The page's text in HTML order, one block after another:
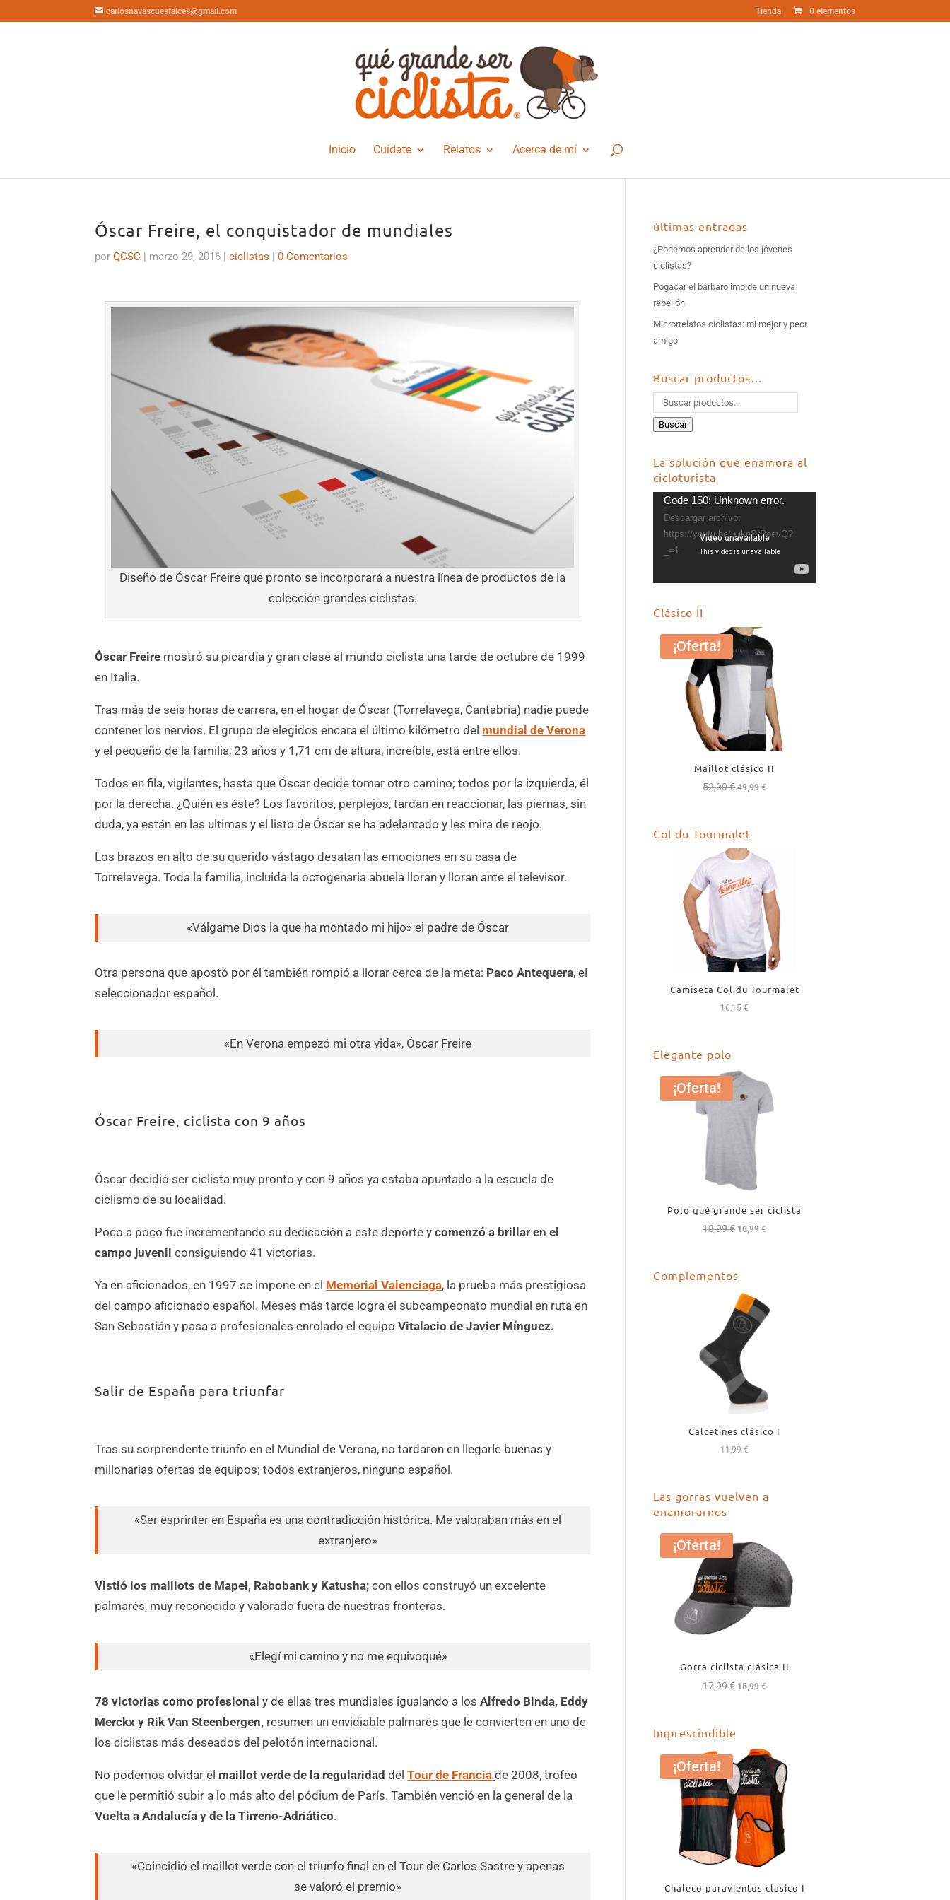
carlosnavascuesfalces@gmail.com Tienda 0 elementos
Inicio Cuídate Relatos Acerca de mí
Óscar Freire, el conquistador de mundiales
porQGSC | marzo 29, 2016 |ciclistas |0 Comentarios
Diseño de Óscar Freire que pronto se incorporará a nuestra línea de productos de la
colección grandes ciclistas.
Óscar Freire mostró su picardía y gran clase al mundo ciclista una tarde de octubre de 1999
en Italia.
Tras más de seis horas de carrera, en el hogar de Óscar (Torrelavega, Cantabria) nadie puede
contener los nervios. El grupo de elegidos encara el último kilómetro del mundial de Verona
y el pequeño de la familia, 23 años y 1,71 cm de altura, increíble, está entre ellos.
Todos en fila, vigilantes, hasta que Óscar decide tomar otro camino; todos por la izquierda, él
por la derecha. ¿Quién es éste? Los favoritos, perplejos, tardan en reaccionar, las piernas, sin
duda, ya están en las ultimas y el listo de Óscar se ha adelantado y les mira de reojo.
Los brazos en alto de su querido vástago desatan las emociones en su casa de
Torrelavega. Toda la familia, incluida la octogenaria abuela lloran y lloran ante el televisor.
«Válgame Dios la que ha montado mi hijo» el padre de Óscar
Otra persona que apostó por él también rompió a llorar cerca de la meta: Paco Antequera, el
seleccionador español.
«En Verona empezó mi otra vida», Óscar Freire
Óscar Freire, ciclista con 9 años
Óscar decidió ser ciclista muy pronto y con 9 años ya estaba apuntado a la escuela de
ciclismo de su localidad.
Poco a poco fue incrementando su dedicación a este deporte ycomenzó a brillar en el
campo juvenil consiguiendo 41 victorias.
Ya en aficionados, en 1997 se impone en el Memorial Valenciaga, la prueba más prestigiosa
del campo aficionado español. Meses más tarde logra el subcampeonato mundial en ruta en
San Sebastián y pasa a profesionales enrolado el equipoVitalacio de Javier Mínguez.
Salir de España para triunfar
Tras su sorprendente triunfo en el Mundial de Verona, no tardaron en llegarle buenas y
millonarias ofertas de equipos; todos extranjeros, ninguno español.
«Ser esprinter en España es una contradicción histórica. Me valoraban más en el
extranjero»
Vistió los maillots de Mapei, Rabobank y Katusha;con ellos construyó un excelente
palmarés, muy reconocido y valorado fuera de nuestras fronteras.
«Elegí mi camino y no me equivoqué»
78 victorias como profesional y de ellas tres mundiales igualando a losAlfredo Binda, Eddy
Merckx y Rik Van Steenbergen, resumen un envidiable palmarés que le convierten en uno de
los ciclistas más deseados del pelotón internacional.
No podemos olvidar el maillot verde de la regularidad delTour de Francia de 2008, trofeo
que le permitió subir a lo más alto del pódium de París. También venció en la general de la
Vuelta a Andalucía y de la Tirreno-Adriático.
«Coincidió el maillot verde con el triunfo final en el Tour de Carlos Sastre y apenas
se valoró el premio»
últimas entradas
¿Podemos aprender de los jóvenes
ciclistas?
Pogacar el bárbaro impide un nueva
rebelión
Microrrelatos ciclistas: mi mejor y peor
amigo
Buscar productos…
Buscar
La solución que enamora al
cicloturista
Reproductor
vídeo
Code 150: Unknown error.
Descargar archivo:
https://youtu.be/uuknSrPoevQ?
_=1
Clásico II
¡Oferta!
Maillot clásico II
52,00€El
era:
52,00 €.
49,99€El
Col du Tourmalet
Camiseta Col du Tourmalet
16,15€
Elegante polo
¡Oferta!
Polo qué grande ser ciclista
18,99€ El
era:
18,99 €.
16,99€El
Complementos
Calcetines clásico I
11,99€
Las gorras vuelven a
enamorarnos
¡Oferta!
Gorra ciclista clásica II
17,99€ El
17,99 €.
15,99€El
15,99 €.
Imprescindible
¡Oferta!
Chaleco paravientos clasico I